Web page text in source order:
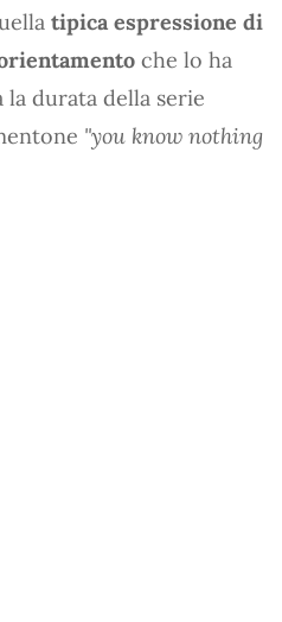
tipica espressione di
che lo ha
durata della serie
"you know nothing